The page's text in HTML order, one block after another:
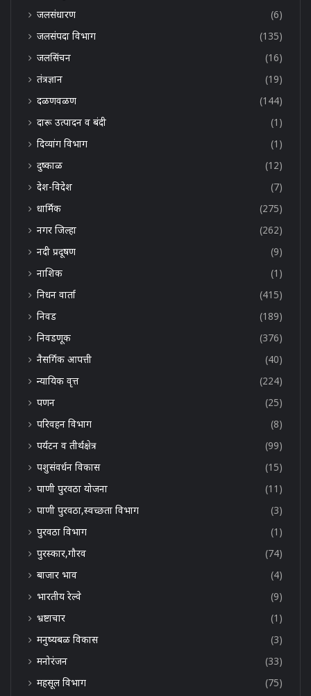
जलसंधारण
(6)
जलसंपदा विभाग
(135)
जलसिंचन
(16)
तंत्रज्ञान
(19)
दळणवळण
(144)
दारू उत्पादन व बंदी
(1)
दिव्यांग विभाग
(1)
दुष्काळ
(12)
देश-विदेश
(7)
धार्मिक
(275)
नगर जिल्हा
(262)
नदी प्रदूषण
(9)
नाशिक
(1)
निधन वार्ता
(415)
निवड
(189)
निवडणूक
(376)
नैसर्गिक आपत्ती
(40)
न्यायिक वृत्त
(224)
पणन
(25)
परिवहन विभाग
(8)
पर्यटन व तीर्थक्षेत्र
(99)
पशुसंवर्धन विकास
(15)
पाणी पुरवठा योजना
(11)
पाणी पुरवठा,स्वच्छता विभाग
(3)
पुरवठा विभाग
(1)
पुरस्कार,गौरव
(74)
बाजार भाव
(4)
भारतीय रेल्वे
(9)
भ्रष्टाचार
(1)
मनुष्यबळ विकास
(3)
मनोरंजन
(33)
महसूल विभाग
(75)